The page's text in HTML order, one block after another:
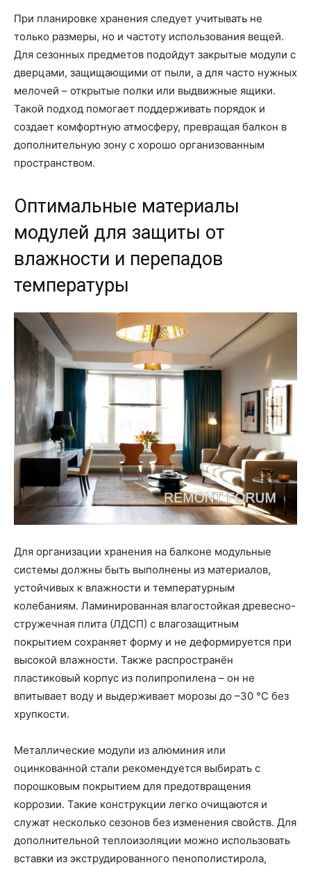
При планировке хранения следует учитывать не
только размеры, но и частоту использования вещей.
Для сезонных предметов подойдут закрытые модули с
дверцами, защищающими от пыли, а для часто нужных
мелочей – открытые полки или выдвижные ящики.
Такой подход помогает поддерживать порядок и
создает комфортную атмосферу, превращая балкон в
дополнительную зону с хорошо организованным
пространством.
Оптимальные материалы
модулей для защиты от
влажности и перепадов
температуры
Для организации хранения на балконе модульные
системы должны быть выполнены из материалов,
устойчивых к влажности и температурным
колебаниям. Ламинированная влагостойкая древесно-
стружечная плита (ЛДСП) с влагозащитным
покрытием сохраняет форму и не деформируется при
высокой влажности. Также распространён
пластиковый корпус из полипропилена – он не
впитывает воду и выдерживает морозы до –30 °C без
хрупкости.
Металлические модули из алюминия или
оцинкованной стали рекомендуется выбирать с
порошковым покрытием для предотвращения
коррозии. Такие конструкции легко очищаются и
служат несколько сезонов без изменения свойств. Для
дополнительной теплоизоляции можно использовать
вставки из экструдированного пенополистирола,